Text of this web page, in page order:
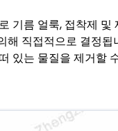
기름 얼룩, 접착제
해 직접적으로 결정됩
있는 물질을 제거할